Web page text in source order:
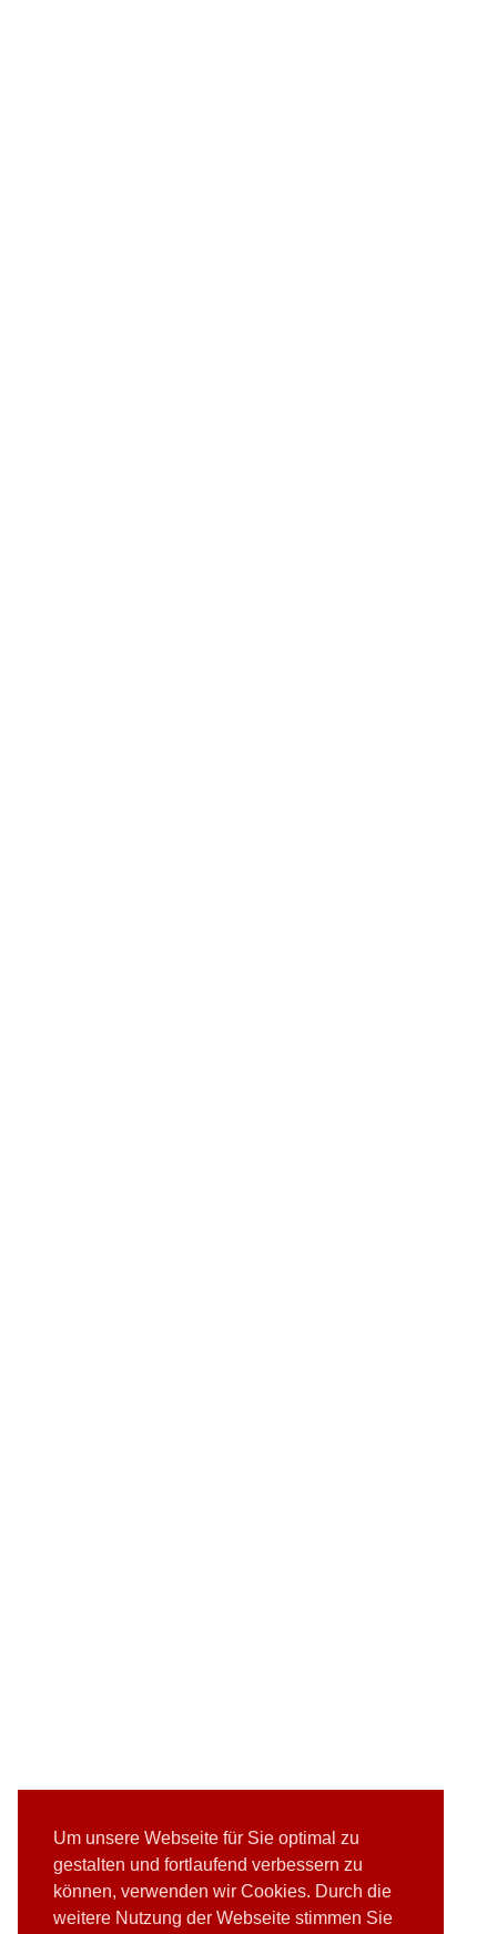
Um unsere Webseite für Sie optimal zu
gestalten und fortlaufend verbessern zu
können, verwenden wir Cookies. Durch die
weitere Nutzung der Webseite stimmen Sie